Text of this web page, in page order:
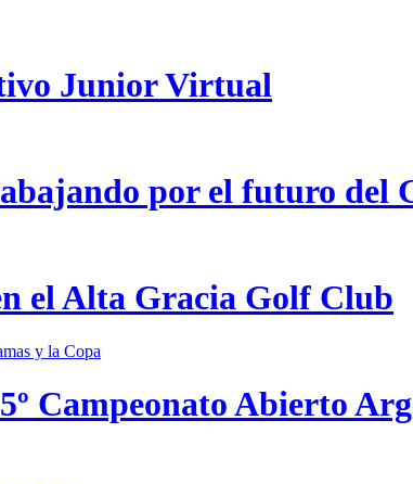
Junior Virtual
por el futuro del
el Alta Gracia Golf Club
Campeonato Abierto